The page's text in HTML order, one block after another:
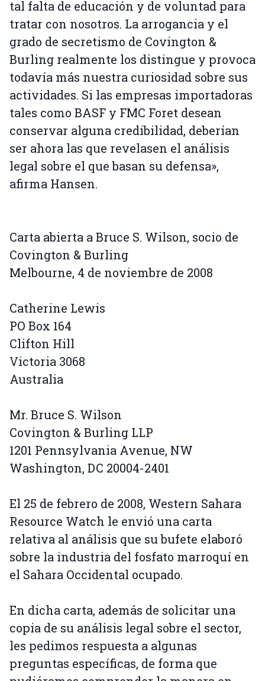
tal falta de educación y de voluntad para
tratar con nosotros. La arrogancia y el
grado de secretismo de Covington &
Burling realmente los distingue y provoca
todavía más nuestra curiosidad sobre sus
actividades. Si las empresas importadoras
tales como BASF y FMC Foret desean
conservar alguna credibilidad, deberían
ser ahora las que revelasen el análisis
legal sobre el que basan su defensa»,
afirma Hansen.
Carta abierta a Bruce S. Wilson, socio de
Covington & Burling
Melbourne, 4 de noviembre de 2008
Catherine Lewis
PO Box 164
Clifton Hill
Victoria 3068
Australia
Mr. Bruce S. Wilson
Covington & Burling LLP
1201 Pennsylvania Avenue, NW
Washington, DC 20004-2401
El 25 de febrero de 2008, Western Sahara
Resource Watch le envió una carta
relativa al análisis que su bufete elaboró
sobre la industria del fosfato marroquí en
el Sahara Occidental ocupado.
En dicha carta, además de solicitar una
copia de su análisis legal sobre el sector,
les pedimos respuesta a algunas
preguntas específicas, de forma que